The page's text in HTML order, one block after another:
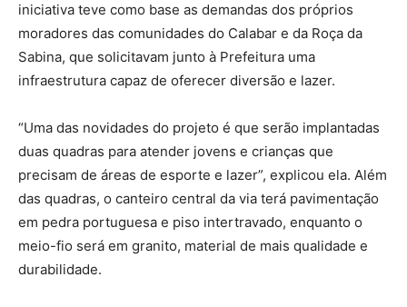
iniciativa teve como base as demandas dos próprios
moradores das comunidades do Calabar e da Roça da
Sabina, que solicitavam junto à Prefeitura uma
infraestrutura capaz de oferecer diversão e lazer.
“Uma das novidades do projeto é que serão implantadas
duas quadras para atender jovens e crianças que
precisam de áreas de esporte e lazer”, explicou ela. Além
das quadras, o canteiro central da via terá pavimentação
em pedra portuguesa e piso intertravado, enquanto o
meio-fio será em granito, material de mais qualidade e
durabilidade.